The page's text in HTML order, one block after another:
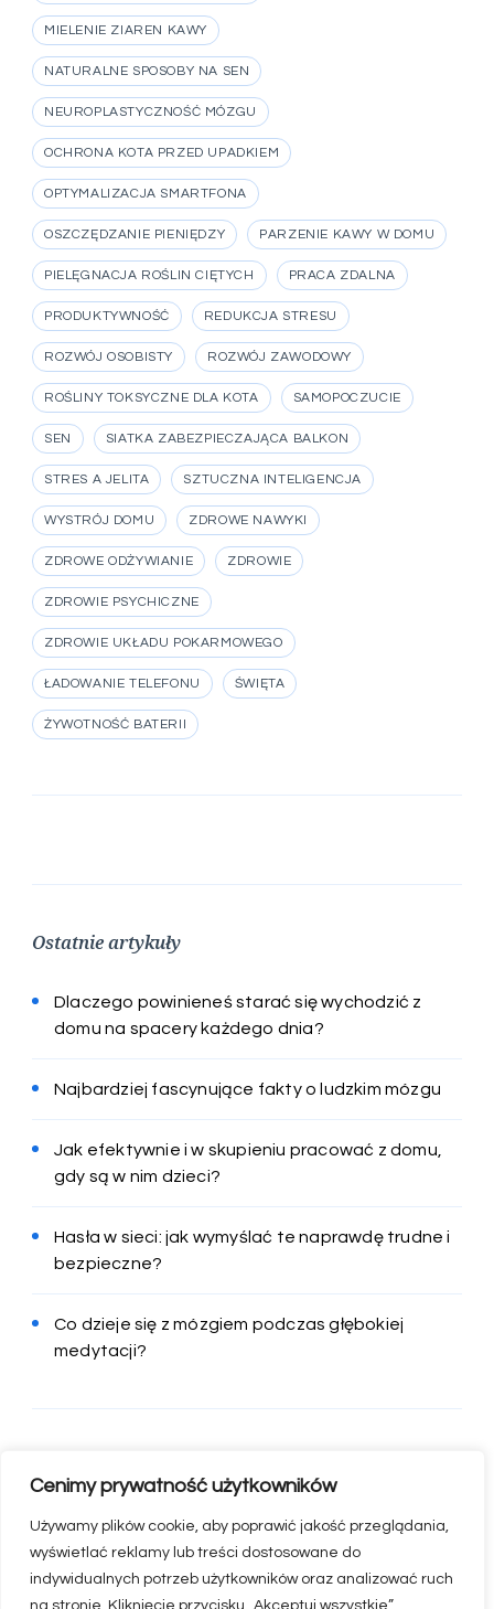
Cenimy prywatność użytkowników
Używamy plików cookie, aby poprawić jakość przeglądania,
wyświetlać reklamy lub treści dostosowane do
indywidualnych potrzeb użytkowników oraz analizować ruch
na stronie. Kliknięcie przycisku „Akceptuj wszystkie”
MIELENIE ZIAREN KAWY
NATURALNE SPOSOBY NA SEN
NEUROPLASTYCZNOŚĆ MÓZGU
OCHRONA KOTA PRZED UPADKIEM
OPTYMALIZACJA SMARTFONA
OSZCZĘDZANIE PIENIĘDZY PARZENIE KAWY W DOMU
PIELĘGNACJA ROŚLIN CIĘTYCH PRACA ZDALNA
PRODUKTYWNOŚĆ REDUKCJA STRESU
ROZWÓJ OSOBISTY ROZWÓJ ZAWODOWY
ROŚLINY TOKSYCZNE DLA KOTA SAMOPOCZUCIE
SEN SIATKA ZABEZPIECZAJĄCA BALKON
STRES A JELITA SZTUCZNA INTELIGENCJA
WYSTRÓJ DOMU ZDROWE NAWYKI
ZDROWE ODŻYWIANIE ZDROWIE
ZDROWIE PSYCHICZNE
ZDROWIE UKŁADU POKARMOWEGO
ŁADOWANIE TELEFONU ŚWIĘTA
ŻYWOTNOŚĆ BATERII
Ostatnie artykuły
Dlaczego powinieneś starać się wychodzić z
domu na spacery każdego dnia?
Najbardziej fascynujące fakty o ludzkim mózgu
Jak efektywnie i w skupieniu pracować z domu,
gdy są w nim dzieci?
Hasła w sieci: jak wymyślać te naprawdę trudne i
bezpieczne?
Co dzieje się z mózgiem podczas głębokiej
medytacji?